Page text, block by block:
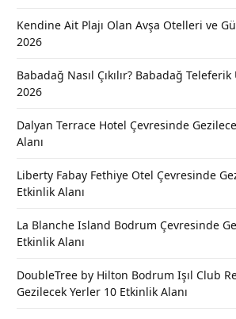
Kendine Ait Plajı Olan Avşa Otelleri ve
2026
Babadağ Nasıl Çıkılır? Babadağ
2026
Dalyan Terrace Hotel Çevresinde
Alanı
Liberty Fabay Fethiye Otel Çevresinde
Etkinlik Alanı
La Blanche Island Bodrum Çevresinde
Etkinlik Alanı
DoubleTree by Hilton Bodrum Işıl Club
Gezilecek Yerler 10 Etkinlik Alanı